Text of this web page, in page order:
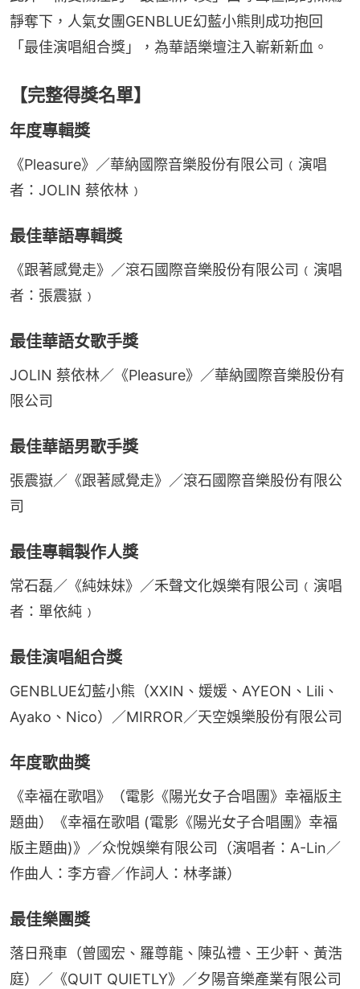
靜奪下，人氣女團GENBLUE幻藍小熊則成功抱回
「最佳演唱組合獎」，為華語樂壇注入嶄新新血。
【完整得獎名單】
年度專輯獎
《Pleasure》／華納國際音樂股份有限公司﹙演唱
者：JOLIN 蔡依林﹚
最佳華語專輯獎
《跟著感覺走》／滾石國際音樂股份有限公司﹙演唱
者：張震嶽﹚
最佳華語女歌手獎
JOLIN 蔡依林／《Pleasure》／華納國際音樂股份有
限公司
最佳華語男歌手獎
張震嶽／《跟著感覺走》／滾石國際音樂股份有限公
司
最佳專輯製作人獎
常石磊／《純妹妹》／禾聲文化娛樂有限公司﹙演唱
者：單依純﹚
最佳演唱組合獎
GENBLUE幻藍小熊（XXIN、媛媛、AYEON、Lili、
Ayako、Nico）／MIRROR／天空娛樂股份有限公司
年度歌曲獎
《幸福在歌唱》（電影《陽光女子合唱團》幸福版主
題曲）《幸福在歌唱 (電影《陽光女子合唱團》幸福
版主題曲)》／众悅娛樂有限公司（演唱者：A-Lin／
作曲人：李方睿／作詞人：林孝謙）
最佳樂團獎
落日飛車（曾國宏、羅尊龍、陳弘禮、王少軒、黃浩
庭）／《QUIT QUIETLY》／夕陽音樂產業有限公司